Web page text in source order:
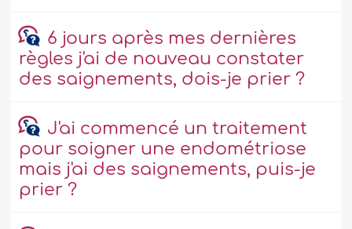
6 jours après mes dernières
règles j'ai de nouveau constater
des saignements, dois-je prier ?
J'ai commencé un traitement
pour soigner une endométriose
mais j'ai des saignements, puis-je
prier ?